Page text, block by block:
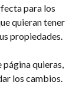
para los
quieran tener
propiedades.
página quieras,
los cambios.